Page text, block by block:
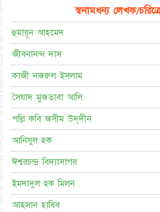
স্বনামধন্য লেখক/
হুমায়ূন আহমেদ
জীবনানন্দ দাস
কাজী নজরুল ইসলাম
সৈয়াদ মুজতাবা আলি
পল্লি কবি জসীম উদ্‌দীন
আনিসুল হক
ঈশ্বরচন্দ্র বিদ্যাসাগর
ইমদাদুল হক মিলন
আহসান হাবিব